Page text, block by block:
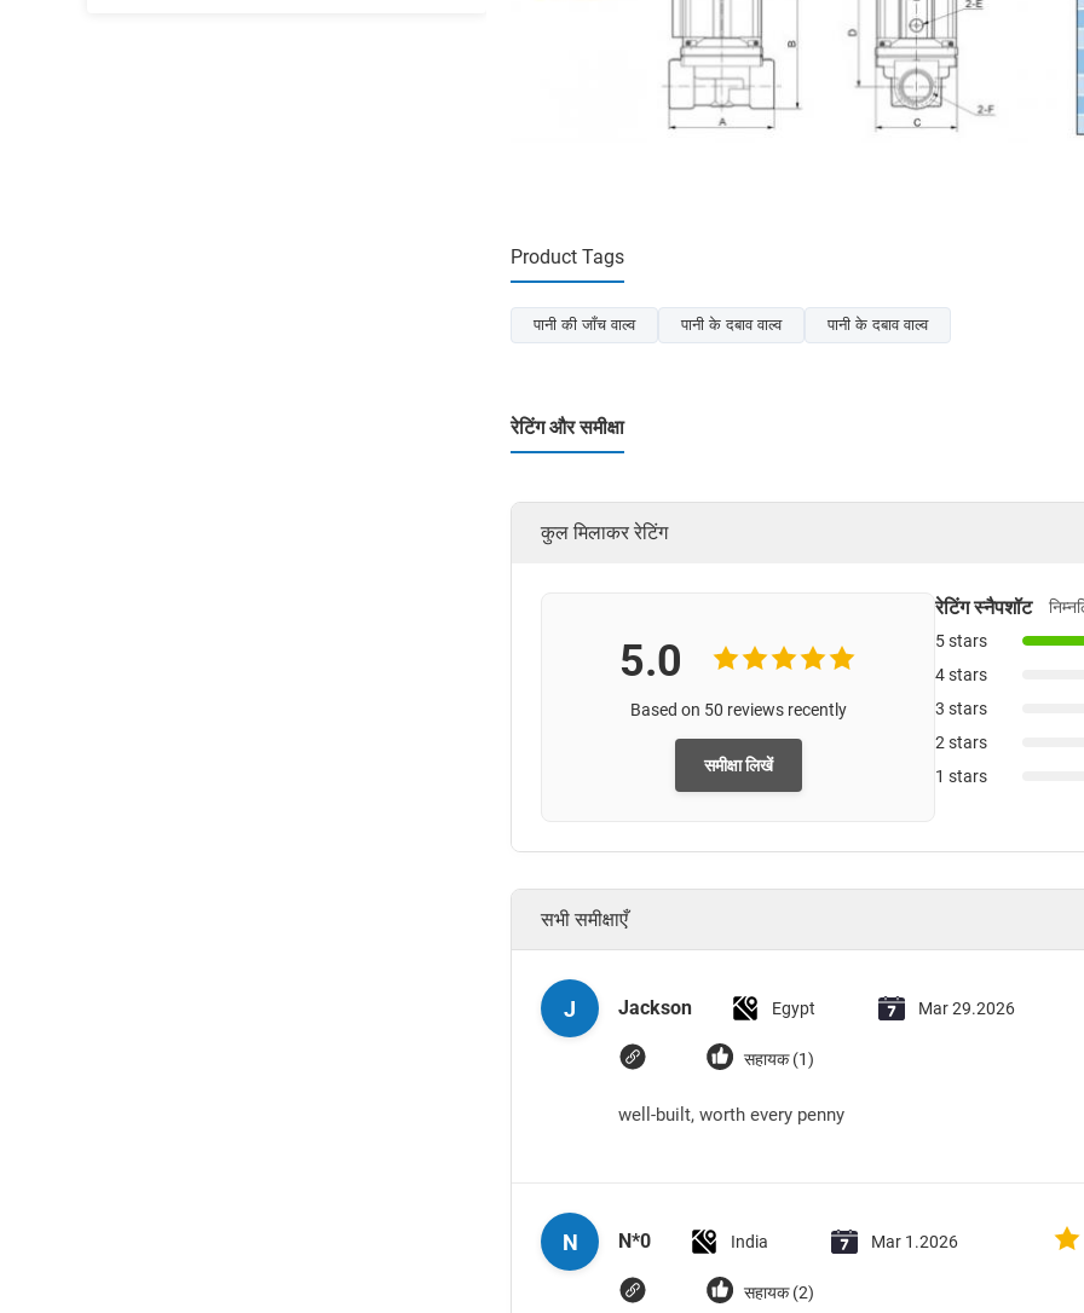
Product Tags
पानी की जाँच वाल्व पानी के दबाव वाल्व पानी के दबाव वाल्व
रेटिंग और समीक्षा
कुल मिलाकर रेटिंग
5.0
Based on 50 reviews recently
समीक्षा लिखें
रेटिंग स्नैपशॉट
5 stars
4 stars
3 stars
2 stars
1 stars
सभी समीक्षाएँ
J Jackson Egypt Mar 29.2026
सहायक (1)
well-built, worth every penny
N N*0 India Mar 1.2026
सहायक (2)